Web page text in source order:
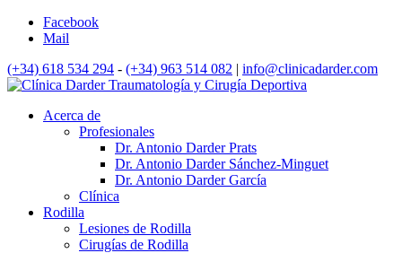
Facebook
Mail
(+34) 618 534 294 - (+34) 963 514 082 | info@clinicadarder.com
Acerca de
Profesionales
Dr. Antonio Darder Prats
Dr. Antonio Darder Sánchez-Minguet
Dr. Antonio Darder García
Clínica
Rodilla
Lesiones de Rodilla
Cirugías de Rodilla